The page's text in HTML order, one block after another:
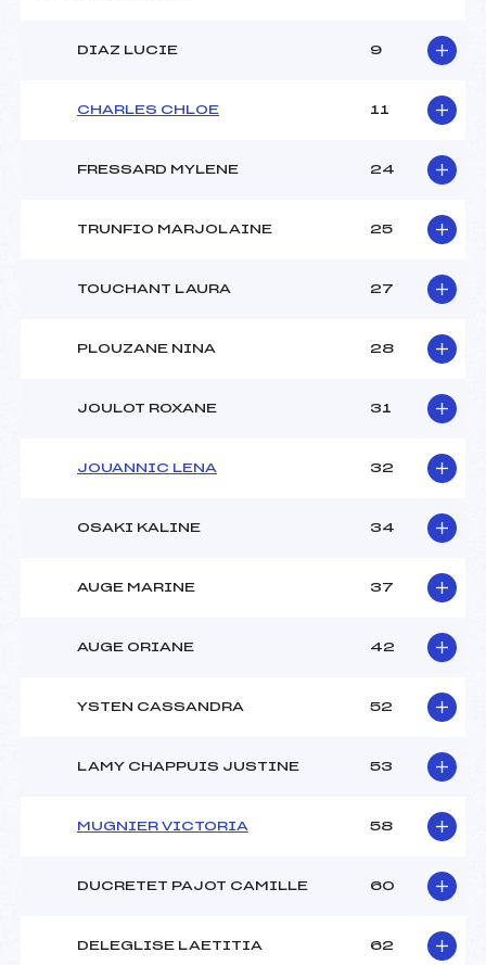
DIAZ LUCIE 9
CHARLES CHLOE 11
FRESSARD MYLENE 24
TRUNFIO MARJOLAINE 25
TOUCHANT LAURA 27
PLOUZANE NINA 28
JOULOT ROXANE 31
JOUANNIC LENA 32
OSAKI KALINE 34
AUGE MARINE 37
AUGE ORIANE 42
YSTEN CASSANDRA 52
LAMY CHAPPUIS JUSTINE 53
MUGNIER VICTORIA 58
DUCRETET PAJOT CAMILLE 60
DELEGLISE LAETITIA 62